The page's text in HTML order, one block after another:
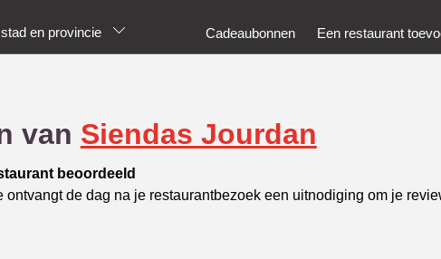
en provincie Cadeaubonnen Een restaurant
van Siendas Jourdan
beoordeeld
ontvangt de dag na je restaurantbezoek een uitnodiging om je